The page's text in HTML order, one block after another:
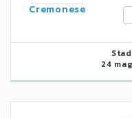
Cremonese
24